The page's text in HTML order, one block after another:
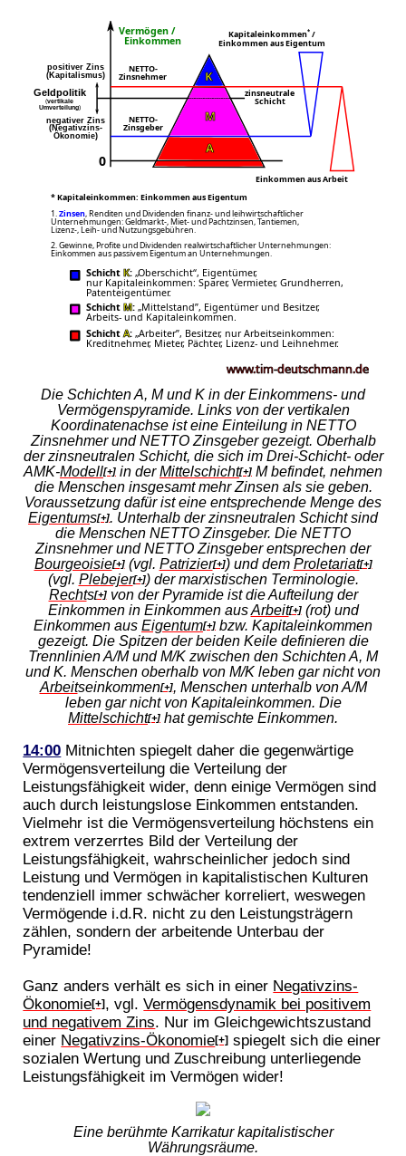
Die Schichten A, M und K in der Einkommens- und
Vermögenspyramide. Links von der vertikalen
Koordinatenachse ist eine Einteilung in NETTO
Zinsnehmer und NETTO Zinsgeber gezeigt. Oberhalb
der zinsneutralen Schicht, die sich im Drei-Schicht- oder
AMK-Modell[+] in derMittelschicht[+] M befindet, nehmen
die Menschen insgesamt mehr Zinsen als sie geben.
Voraussetzung dafür ist eine entsprechende Menge des
Eigentums[+]. Unterhalb der zinsneutralen Schicht sind
die Menschen NETTO Zinsgeber. Die NETTO
Zinsnehmer und NETTO Zinsgeber entsprechen der
Bourgeoisie[+](vgl. Patrizier[+]) und dem Proletariat[+]
(vgl. Plebejer[+]) der marxistischen Terminologie.
Rechts[+]von der Pyramide ist die Aufteilung der
Einkommen in Einkommen ausArbeit[+](rot) und
Einkommen aus Eigentum[+] bzw. Kapitaleinkommen
gezeigt. Die Spitzen der beiden Keile definieren die
Trennlinien A/M und M/K zwischen den Schichten A, M
und K. Menschen oberhalb von M/K leben gar nicht von
Arbeitseinkommen[+], Menschen unterhalb von A/M
leben gar nicht von Kapitaleinkommen. Die
Mittelschicht[+] hat gemischte Einkommen.
14:00 Mitnichten spiegelt daher die gegenwärtige
Vermögensverteilung die Verteilung der
Leistungsfähigkeit wider, denn einige Vermögen sind
auch durch leistungslose Einkommen entstanden.
Vielmehr ist die Vermögensverteilung höchstens ein
extrem verzerrtes Bild der Verteilung der
Leistungsfähigkeit, wahrscheinlicher jedoch sind
Leistung und Vermögen in kapitalistischen Kulturen
tendenziell immer schwächer korreliert, weswegen
Vermögende i.d.R. nicht zu den Leistungsträgern
zählen, sondern der arbeitende Unterbau der
Pyramide!
Ganz anders verhält es sich in einer Negativzins-
Ökonomie[+] , vgl.Vermögensdynamik bei positivem
und negativem Zins. Nur im Gleichgewichtszustand
einer Negativzins-Ökonomie[+] spiegelt sich die einer
sozialen Wertung und Zuschreibung unterliegende
Leistungsfähigkeit im Vermögen wider!
Eine berühmte Karrikatur kapitalistischer
Währungsräume.